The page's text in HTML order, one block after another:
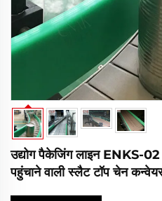
उद्योग पैकेजिंग लाइन ENKS-02
पहुंचाने वाली स्लैट टॉप चेन